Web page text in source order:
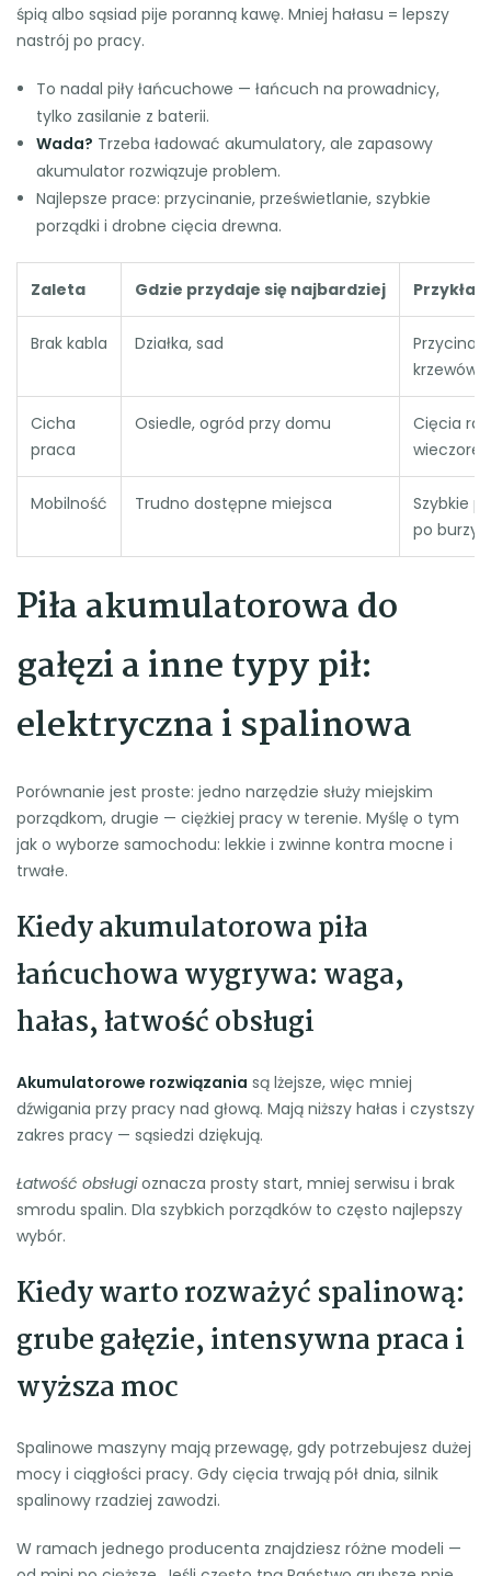
śpią albo sąsiad pije poranną kawę. Mniej hałasu = lepszy
nastrój po pracy.
To nadal piły łańcuchowe — łańcuch na prowadnicy,
tylko zasilanie z baterii.
Wada? Trzeba ładować akumulatory, ale zapasowy
akumulator rozwiązuje problem.
Najlepsze prace: przycinanie, prześwietlanie, szybkie
porządki i drobne cięcia drewna.
Zaleta Gdzie przydaje się najbardziej
Brak kabla Działka, sad
krzewów i
Cicha
praca
Osiedle, ogród przy domu
Cięcia
Mobilność Trudno dostępne miejsca
Szybkie
po burzy
Piła akumulatorowa do
gałęzi a inne typy pił:
elektryczna i spalinowa
Porównanie jest proste: jedno narzędzie służy miejskim
porządkom, drugie — ciężkiej pracy w terenie. Myślę o tym
jak o wyborze samochodu: lekkie i zwinne kontra mocne i
trwałe.
Kiedy akumulatorowa piła
łańcuchowa wygrywa: waga,
hałas, łatwość obsługi
Akumulatorowe rozwiązania są lżejsze, więc mniej
dźwigania przy pracy nad głową. Mają niższy hałas i czystszy
zakres pracy — sąsiedzi dziękują.
Łatwość obsługioznacza prosty start, mniej serwisu i brak
smrodu spalin. Dla szybkich porządków to często najlepszy
wybór.
Kiedy warto rozważyć spalinową:
grube gałęzie, intensywna praca i
wyższa moc
Spalinowe maszyny mają przewagę, gdy potrzebujesz dużej
mocy i ciągłości pracy. Gdy cięcia trwają pół dnia, silnik
spalinowy rzadziej zawodzi.
W ramach jednego producenta znajdziesz różne modeli —